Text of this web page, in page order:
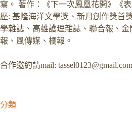
寫。 著作：《下一次鳳凰花開》《
歷: 基隆海洋文學獎、新月創作獎首
學雜誌、高雄護理雜誌、聯合報、金
報、風傳媒、橘報。
合作邀約請mail: tassel0123@gmail.com
分類